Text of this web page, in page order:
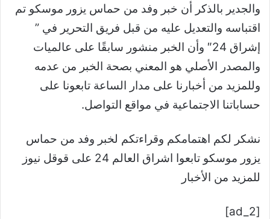
والجدير بالذكر أن خبر وفد من حماس يزور موسكو تم
اقتباسه والتعديل عليه من قبل فريق التحرير في ”
إشراق 24″ وأن الخبر منشور سابقًا على عالميات
والمصدر الأصلي هو المعني بصحة الخبر من عدمه
وللمزيد من أخبارنا على مدار الساعة تابعونا على
حساباتنا الاجتماعية في مواقع التواصل.
نشكر لكم اهتمامكم وقراءتكم لخبر وفد من حماس
يزور موسكو تابعوا اشراق العالم 24 على قوقل نيوز
للمزيد من الأخبار
[ad_2]